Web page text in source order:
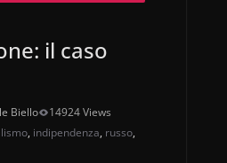
il caso
Biello
14924 Views
, indipendenza, russo,